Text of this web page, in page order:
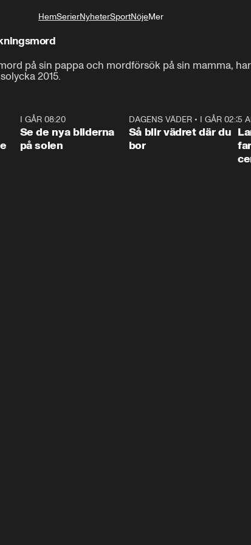
HemSerierNyheterSportNöjeMer
på sin pappa och mordförsök på sin mamma,
2015.
I GÅR 08:20
Se de nya bilderna
på solen
1:06
DAGENS VÄDER• I GÅR 02:30
Så blir vädret där du
bor
5